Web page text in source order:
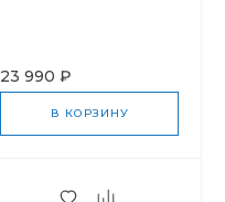
23 990 ₽
В КОРЗИНУ